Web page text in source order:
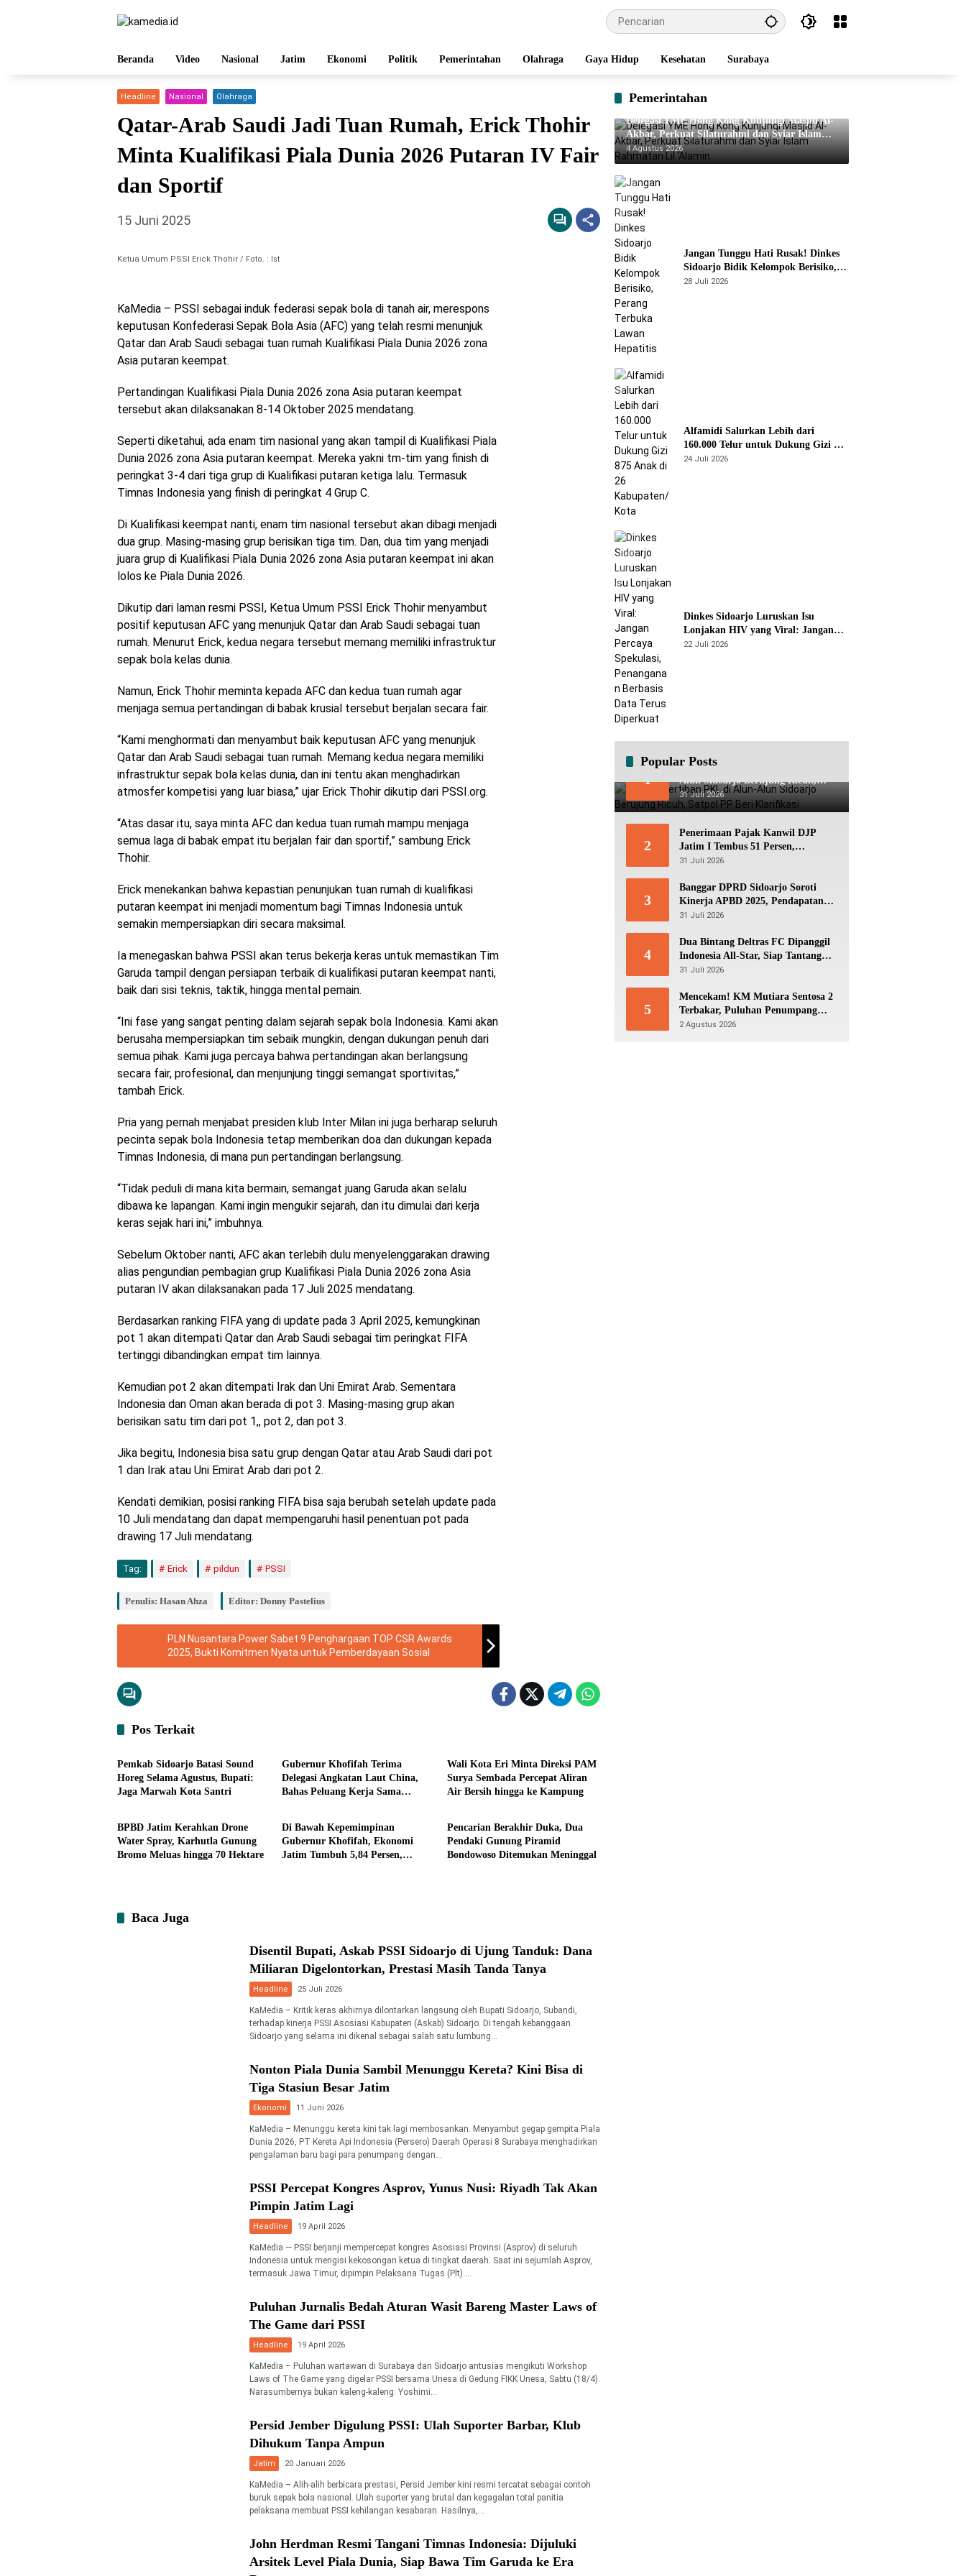
Beranda Video Nasional Jatim Ekonomi Politik Pemerintahan Olahraga Gaya Hidup Kesehatan Surabaya
Headline Nasional Olahraga
Qatar-Arab Saudi Jadi Tuan Rumah, Erick Thohir
Minta Kualifikasi Piala Dunia 2026 Putaran IV Fair
dan Sportif
15 Juni 2025
Ketua Umum PSSI Erick Thohir / Foto. : Ist
KaMedia – PSSI sebagai induk federasi sepak bola di tanah air, merespons
keputusan Konfederasi Sepak Bola Asia (AFC) yang telah resmi menunjuk
Qatar dan Arab Saudi sebagai tuan rumah Kualifikasi Piala Dunia 2026 zona
Asia putaran keempat.
Pertandingan Kualifikasi Piala Dunia 2026 zona Asia putaran keempat
tersebut akan dilaksanakan 8-14 Oktober 2025 mendatang.
Seperti diketahui, ada enam tim nasional yang akan tampil di Kualifikasi Piala
Dunia 2026 zona Asia putaran keempat. Mereka yakni tm-tim yang finish di
peringkat 3-4 dari tiga grup di Kualifikasi putaran ketiga lalu. Termasuk
Timnas Indonesia yang finish di peringkat 4 Grup C.
Di Kualifikasi keempat nanti, enam tim nasional tersebut akan dibagi menjadi
dua grup. Masing-masing grup berisikan tiga tim. Dan, dua tim yang menjadi
juara grup di Kualifikasi Piala Dunia 2026 zona Asia putaran keempat ini akan
lolos ke Piala Dunia 2026.
Dikutip dari laman resmi PSSI, Ketua Umum PSSI Erick Thohir menyambut
positif keputusan AFC yang menunjuk Qatar dan Arab Saudi sebagai tuan
rumah. Menurut Erick, kedua negara tersebut memang memiliki infrastruktur
sepak bola kelas dunia.
Namun, Erick Thohir meminta kepada AFC dan kedua tuan rumah agar
menjaga semua pertandingan di babak krusial tersebut berjalan secara fair.
“Kami menghormati dan menyambut baik keputusan AFC yang menunjuk
Qatar dan Arab Saudi sebagai tuan rumah. Memang kedua negara memiliki
infrastruktur sepak bola kelas dunia, dan ini tentu akan menghadirkan
atmosfer kompetisi yang luar biasa,” ujar Erick Thohir dikutip dari PSSI.org.
“Atas dasar itu, saya minta AFC dan kedua tuan rumah mampu menjaga
semua laga di babak empat itu berjalan fair dan sportif,” sambung Erick
Thohir.
Erick menekankan bahwa kepastian penunjukan tuan rumah di kualifikasi
putaran keempat ini menjadi momentum bagi Timnas Indonesia untuk
semakin mempersiapkan diri secara maksimal.
Ia menegaskan bahwa PSSI akan terus bekerja keras untuk memastikan Tim
Garuda tampil dengan persiapan terbaik di kualifikasi putaran keempat nanti,
baik dari sisi teknis, taktik, hingga mental pemain.
“Ini fase yang sangat penting dalam sejarah sepak bola Indonesia. Kami akan
berusaha mempersiapkan tim sebaik mungkin, dengan dukungan penuh dari
semua pihak. Kami juga percaya bahwa pertandingan akan berlangsung
secara fair, profesional, dan menjunjung tinggi semangat sportivitas,”
tambah Erick.
Pria yang pernah menjabat presiden klub Inter Milan ini juga berharap seluruh
pecinta sepak bola Indonesia tetap memberikan doa dan dukungan kepada
Timnas Indonesia, di mana pun pertandingan berlangsung.
“Tidak peduli di mana kita bermain, semangat juang Garuda akan selalu
dibawa ke lapangan. Kami ingin mengukir sejarah, dan itu dimulai dari kerja
keras sejak hari ini,” imbuhnya.
Sebelum Oktober nanti, AFC akan terlebih dulu menyelenggarakan drawing
alias pengundian pembagian grup Kualifikasi Piala Dunia 2026 zona Asia
putaran IV akan dilaksanakan pada 17 Juli 2025 mendatang.
Berdasarkan ranking FIFA yang di update pada 3 April 2025, kemungkinan
pot 1 akan ditempati Qatar dan Arab Saudi sebagai tim peringkat FIFA
tertinggi dibandingkan empat tim lainnya.
Kemudian pot 2 akan ditempati Irak dan Uni Emirat Arab. Sementara
Indonesia dan Oman akan berada di pot 3. Masing-masing grup akan
berisikan satu tim dari pot 1,, pot 2, dan pot 3.
Jika begitu, Indonesia bisa satu grup dengan Qatar atau Arab Saudi dari pot
1 dan Irak atau Uni Emirat Arab dari pot 2.
Kendati demikian, posisi ranking FIFA bisa saja berubah setelah update pada
10 Juli mendatang dan dapat mempengaruhi hasil penentuan pot pada
drawing 17 Juli mendatang.
Tag: Erick pildun PSSI
Penulis: Hasan Ahza Editor: Donny Pastelius
PLN Nusantara Power Sabet 9 Penghargaan TOP CSR Awards
2025, Bukti Komitmen Nyata untuk Pemberdayaan Sosial
Pos Terkait
Headline
Pemkab Sidoarjo Batasi Sound
Horeg Selama Agustus, Bupati:
Jaga Marwah Kota Santri
Gubernur Khofifah Terima
Delegasi Angkatan Laut China,
Bahas Peluang Kerja Sama
Wali Kota Eri Minta Direksi PAM
Surya Sembada Percepat Aliran
Air Bersih hingga ke Kampung
Headline
BPBD Jatim Kerahkan Drone
Water Spray, Karhutla Gunung
Bromo Meluas hingga 70 Hektare
Di Bawah Kepemimpinan
Gubernur Khofifah, Ekonomi
Jatim Tumbuh 5,84 Persen,
Pencarian Berakhir Duka, Dua
Pendaki Gunung Piramid
Bondowoso Ditemukan Meninggal
Baca Juga
Disentil Bupati, Askab PSSI Sidoarjo di Ujung Tanduk: Dana
Miliaran Digelontorkan, Prestasi Masih Tanda Tanya
Headline 25 Juli 2026
KaMedia – Kritik keras akhirnya dilontarkan langsung oleh Bupati Sidoarjo, Subandi,
terhadap kinerja PSSI Asosiasi Kabupaten (Askab) Sidoarjo. Di tengah kebanggaan
Sidoarjo yang selama ini dikenal sebagai salah satu lumbung…
Nonton Piala Dunia Sambil Menunggu Kereta? Kini Bisa di
Tiga Stasiun Besar Jatim
Ekonomi 11 Juni 2026
KaMedia – Menunggu kereta kini tak lagi membosankan. Menyambut gegap gempita Piala
Dunia 2026, PT Kereta Api Indonesia (Persero) Daerah Operasi 8 Surabaya menghadirkan
pengalaman baru bagi para penumpang dengan…
PSSI Percepat Kongres Asprov, Yunus Nusi: Riyadh Tak Akan
Pimpin Jatim Lagi
Headline 19 April 2026
KaMedia — PSSI berjanji mempercepat kongres Asosiasi Provinsi (Asprov) di seluruh
Indonesia untuk mengisi kekosongan ketua di tingkat daerah. Saat ini sejumlah Asprov,
termasuk Jawa Timur, dipimpin Pelaksana Tugas (Plt)….
Puluhan Jurnalis Bedah Aturan Wasit Bareng Master Laws of
The Game dari PSSI
Headline 19 April 2026
KaMedia – Puluhan wartawan di Surabaya dan Sidoarjo antusias mengikuti Workshop
Laws of The Game yang digelar PSSI bersama Unesa di Gedung FIKK Unesa, Sabtu (18/4).
Narasumbernya bukan kaleng-kaleng: Yoshimi…
Persid Jember Digulung PSSI: Ulah Suporter Barbar, Klub
Dihukum Tanpa Ampun
Jatim 20 Januari 2026
KaMedia – Alih-alih berbicara prestasi, Persid Jember kini resmi tercatat sebagai contoh
buruk sepak bola nasional. Ulah suporter yang brutal dan kegagalan total panitia
pelaksana membuat PSSI kehilangan kesabaran. Hasilnya,…
John Herdman Resmi Tangani Timnas Indonesia: Dijuluki
Arsitek Level Piala Dunia, Siap Bawa Tim Garuda ke Era
Pemerintahan
Delegasi YME Hong Kong Kunjungi Masjid Al-
Akbar, Perkuat Silaturahmi dan Syiar Islam
Rahmatan Lil ‘Alamin
4 Agustus 2026
Jangan Tunggu Hati Rusak! Dinkes
Sidoarjo Bidik Kelompok Berisiko,
Perang Terbuka Lawan Hepatitis
28 Juli 2026
Alfamidi Salurkan Lebih dari
160.000 Telur untuk Dukung Gizi 875
Anak di 26 Kabupaten/Kota
24 Juli 2026
Dinkes Sidoarjo Luruskan Isu
Lonjakan HIV yang Viral: Jangan
Percaya Spekulasi, Penanganan
22 Juli 2026
Popular Posts
1
Viral! Penertiban PKL di Alun-
Alun Sidoarjo Berujung Ricuh,
Satpol PP Beri Klarifikasi
31 Juli 2026
2
Penerimaan Pajak Kanwil DJP
Jatim I Tembus 51 Persen,
Optimistis Capai Target Rp56,3
31 Juli 2026
3
Banggar DPRD Sidoarjo Soroti
Kinerja APBD 2025, Pendapatan
Lampaui Target dan Defisit
31 Juli 2026
4
Dua Bintang Deltras FC Dipanggil
Indonesia All-Star, Siap Tantang
Aston Villa di GBK
31 Juli 2026
5
Mencekam! KM Mutiara Sentosa 2
Terbakar, Puluhan Penumpang
Masih Bertahan Menunggu
2 Agustus 2026